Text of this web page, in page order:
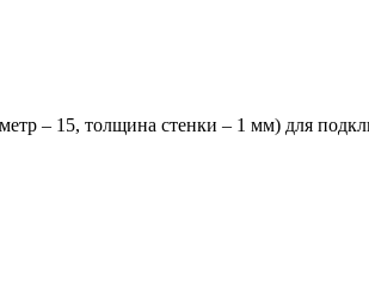
– 15, толщина стенки – 1 мм) для